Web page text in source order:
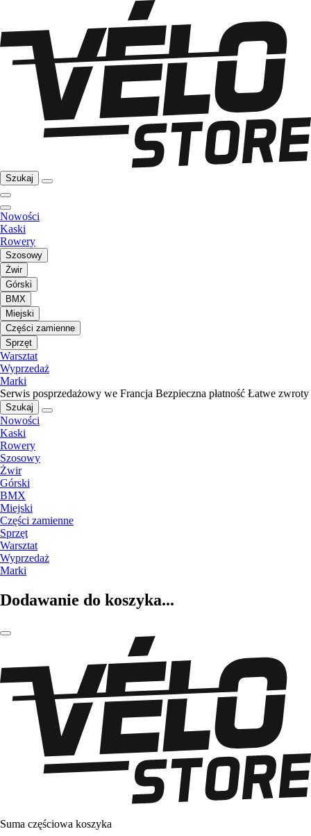
Szukaj
Nowości
Kaski
Rowery
Szosowy
Żwir
Górski
BMX
Miejski
Części zamienne
Sprzęt
Warsztat
Wyprzedaż
Marki
Serwis posprzedażowy we Francja Bezpieczna płatność Łatwe zwroty
Szukaj
Nowości
Kaski
Rowery
Szosowy
Żwir
Górski
BMX
Miejski
Części zamienne
Sprzęt
Warsztat
Wyprzedaż
Marki
Dodawanie do koszyka...
Suma częściowa koszyka